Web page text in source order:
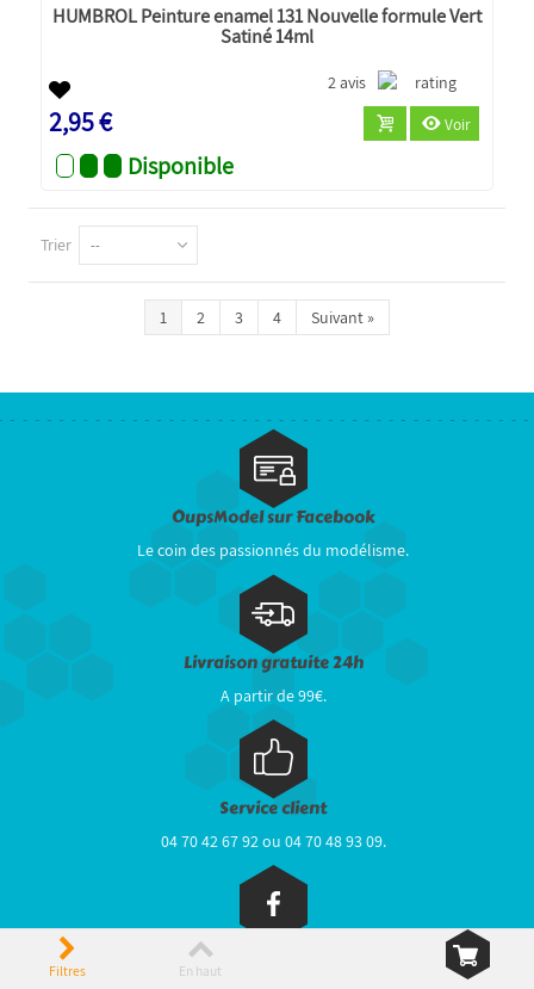
HUMBROL Peinture enamel 131 Nouvelle formule Vert
Satiné 14ml
2 avis
2,95 € Voir
Disponible
Trier --
1 2 3 4 Suivant»
OupsModel sur Facebook
Le coin des passionnés du modélisme.
Livraison gratuite 24h
A partir de 99€.
Service client
04 70 42 67 92 ou 04 70 48 93 09.
Paiements sécurisés
Filtres En haut